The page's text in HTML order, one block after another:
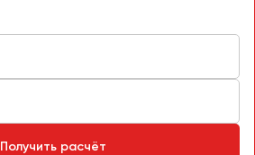
Получить расчёт